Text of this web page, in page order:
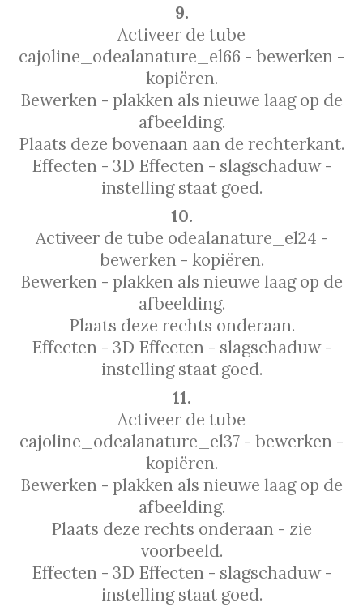
9.
Activeer de tube
cajoline_odealanature_el66 - bewerken -
kopiëren.
Bewerken - plakken als nieuwe laag op de
afbeelding.
Plaats deze bovenaan aan de rechterkant.
Effecten - 3D Effecten - slagschaduw -
instelling staat goed.
10.
Activeer de tube odealanature_el24 -
bewerken - kopiëren.
Bewerken - plakken als nieuwe laag op de
afbeelding.
Plaats deze rechts onderaan.
Effecten - 3D Effecten - slagschaduw -
instelling staat goed.
11.
Activeer de tube
cajoline_odealanature_el37 - bewerken -
kopiëren.
Bewerken - plakken als nieuwe laag op de
afbeelding.
Plaats deze rechts onderaan - zie
voorbeeld.
Effecten - 3D Effecten - slagschaduw -
instelling staat goed.